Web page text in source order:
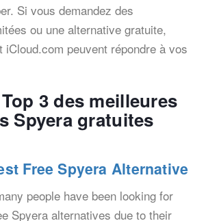
Si vous demandez des
ou une alternative gratuite,
iCloud.com peuvent répondre à vos
3 des meilleures
Spyera gratuites
Free Spyera Alternative
people have been looking for
Spyera alternatives due to their